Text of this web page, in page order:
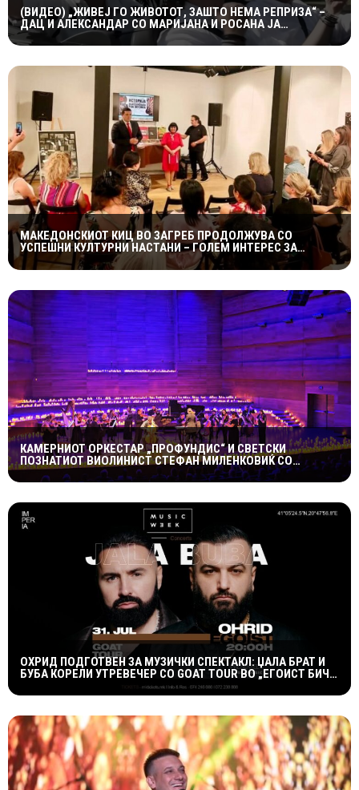
(ВИДЕО) „ЖИВЕЈ ГО ЖИВОТОТ, ЗАШТО НЕМА РЕПРИЗА“ –
ДАЦ И АЛЕКСАНДАР СО МАРИЈАНА И РОСАНА ЈА
ПРЕТСТАВИЈА „ЗАСЕКОГАШ МЛАДИ“
МАКЕДОНСКИОТ КИЦ ВО ЗАГРЕБ ПРОДОЛЖУВА СО
УСПЕШНИ КУЛТУРНИ НАСТАНИ – ГОЛЕМ ИНТЕРЕС ЗА
„ИСТОРИЈА НА МАКЕДОНСКАТА РОК МУЗИКА“
КАМЕРНИОТ ОРКЕСТАР „ПРОФУНДИС“ И СВЕТСКИ
ПОЗНАТИОТ ВИОЛИНИСТ СТЕФАН МИЛЕНКОВИЌ СО
СПЕКТАКУЛАРЕН „CANDLELIGHT“ КОНЦЕРТ НА „ОХРИДСКО
ЛЕТО“
ОХРИД ПОДГОТВЕН ЗА МУЗИЧКИ СПЕКТАКЛ: ЏАЛА БРАТ И
БУБА КОРЕЛИ УТРЕВЕЧЕР СО GOAT TOUR ВО „ЕГОИСТ БИЧ